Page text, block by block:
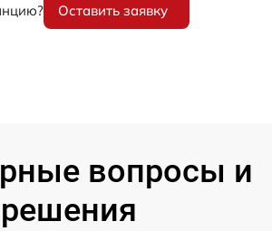
Оставить заявку
вопросы и
решения